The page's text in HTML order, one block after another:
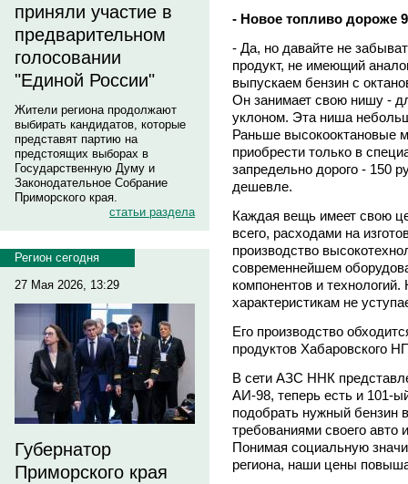
приняли участие в
предварительном
голосовании
"Единой России"
Жители региона продолжают
выбирать кандидатов, которые
представят партию на
предстоящих выборах в
Государственную Думу и
Законодательное Собрание
Приморского края.
статьи раздела
Регион сегодня
27 Мая 2026, 13:29
Губернатор
Приморского края
- Новое топливо дороже
- Да, но давайте не
продукт, не имеющий
выпускаем бензин с
Он занимает свою нишу -
уклоном. Эта ниша
Раньше высокооктановые
приобрести только в
запредельно дорого - 150
дешевле.
Каждая вещь имеет свою
всего, расходами на
производство
современнейшем
компонентов и
характеристикам не
Его производство
продуктов Хабаровского
В сети АЗС ННК
АИ-98, теперь есть и 101-
подобрать нужный бензин
требованиями своего
Понимая социальную
региона, наши цены